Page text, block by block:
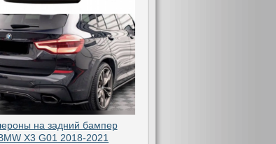
на задний бампер
X3 G01 2018-2021